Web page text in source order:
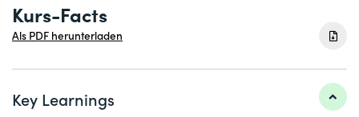
Kurs-Facts
Als PDF herunterladen
Key Learnings